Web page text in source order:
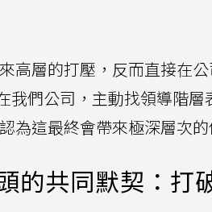
高層的打壓，反而直接在
我們公司，主動找領導階
為這最終會帶來極深層次的
的共同默契：打